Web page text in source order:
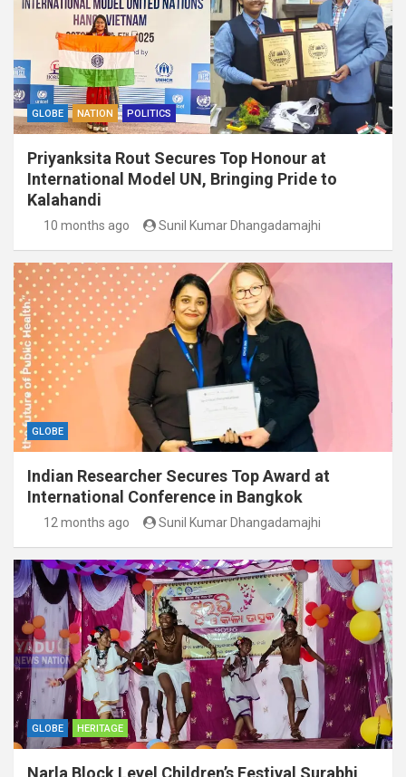
GLOBE NATION POLITICS
Priyanksita Rout Secures Top Honour at
International Model UN, Bringing Pride to
Kalahandi
10 months ago Sunil Kumar Dhangadamajhi
GLOBE
Indian Researcher Secures Top Award at
International Conference in Bangkok
12 months ago Sunil Kumar Dhangadamajhi
GLOBE HERITAGE
Narla Block Level Children’s Festival Surabhi